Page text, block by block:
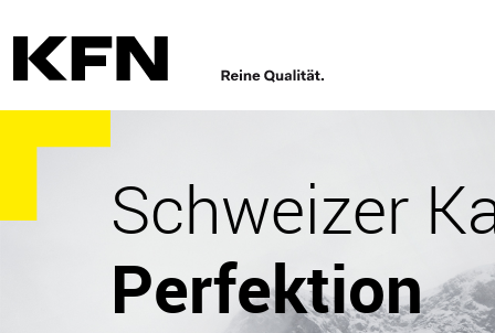
Schweizer
Perfektion